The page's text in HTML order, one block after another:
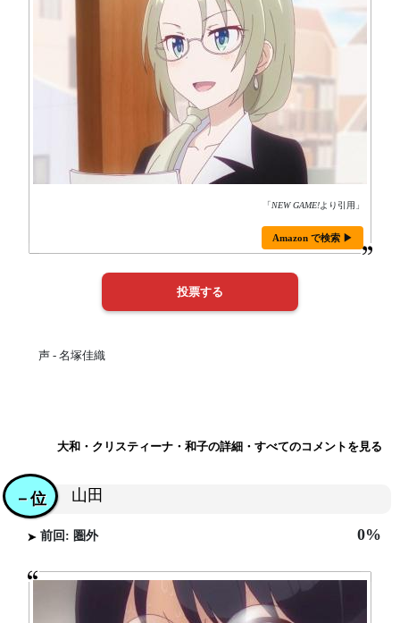
「NEW GAME!より引用」
Amazon で検索 ▶
声 - 名塚佳織
大和・クリスティーナ・和子の詳細・すべてのコメントを見る
山田
－位
前回: 圏外 0%